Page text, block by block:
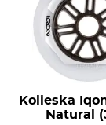
Kolieska
Natural